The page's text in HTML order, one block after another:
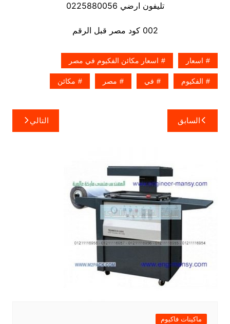
تليفون ارضي 0225880056
002 كود مصر قبل الرقم
اسعار اسعار مكائن الفكيوم في مصر
الفكيوم في مصر مكائن
تصفّح
المقالات
السابق التالي
ماكينات فاكيوم